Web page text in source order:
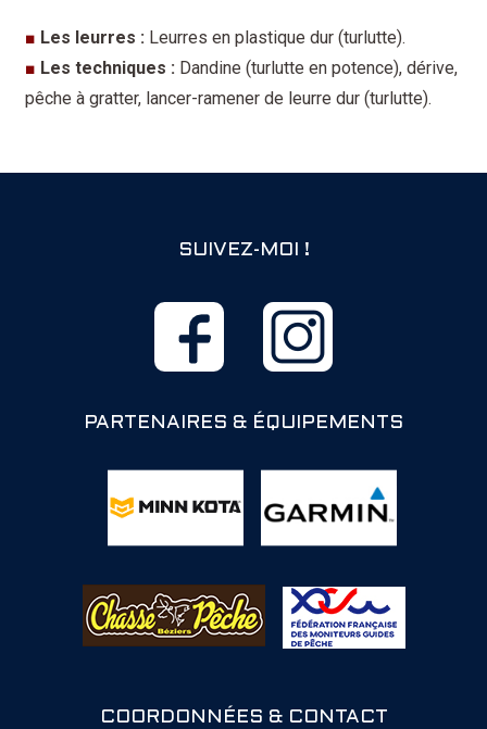
■ Les leurres : Leurres en plastique dur (turlutte).
■ Les techniques : Dandine (turlutte en potence), dérive,
pêche à gratter, lancer-ramener de leurre dur (turlutte).
SUIVEZ-MOI !
PARTENAIRES & ÉQUIPEMENTS
COORDONNÉES & CONTACT